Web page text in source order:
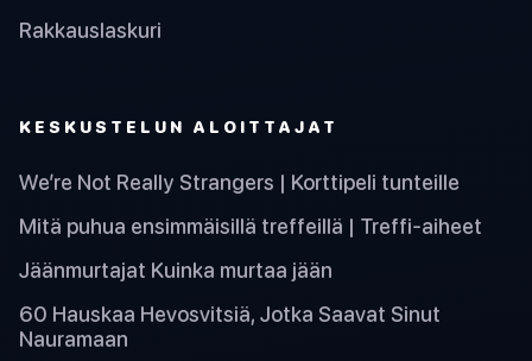
Rakkauslaskuri
KESKUSTELUN ALOITTAJAT
We’re Not Really Strangers | Korttipeli tunteille
Mitä puhua ensimmäisillä treffeillä | Treffi-aiheet
Jäänmurtajat Kuinka murtaa jään
60 Hauskaa Hevosvitsiä, Jotka Saavat Sinut
Nauramaan